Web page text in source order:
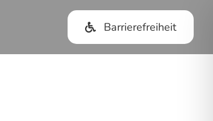
Barrierefreiheit